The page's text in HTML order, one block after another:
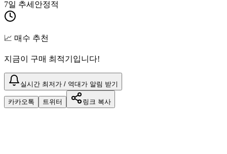
7일 추세 안정적
📈 매수 추천
지금이 구매 최적기입니다!
실시간 최저가 / 역대가 알림 받기
카카오톡 트위터 링크 복사